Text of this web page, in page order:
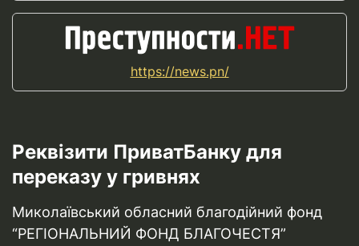
https://news.pn/
Реквізити ПриватБанку для
переказу у гривнях
Миколаївський обласний благодійний фонд
“РЕГІОНАЛЬНИЙ ФОНД БЛАГОЧЕСТЯ”